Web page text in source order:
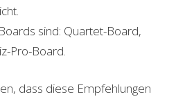
sind: Quartet-Board,
Pro-Board.
dass diese Empfehlungen